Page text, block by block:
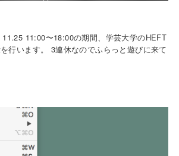
11:00〜18:00の期間、学芸大学のHEFT
行います。 3連休なのでふらっと遊びに来て